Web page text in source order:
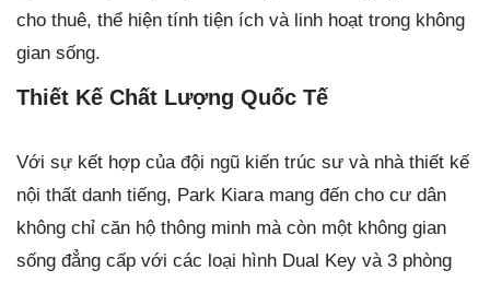
cho thuê, thể hiện tính tiện ích và linh hoạt trong không
gian sống.
Thiết Kế Chất Lượng Quốc Tế
Với sự kết hợp của đội ngũ kiến trúc sư và nhà thiết kế
nội thất danh tiếng, Park Kiara mang đến cho cư dân
không chỉ căn hộ thông minh mà còn một không gian
sống đẳng cấp với các loại hình Dual Key và 3 phòng